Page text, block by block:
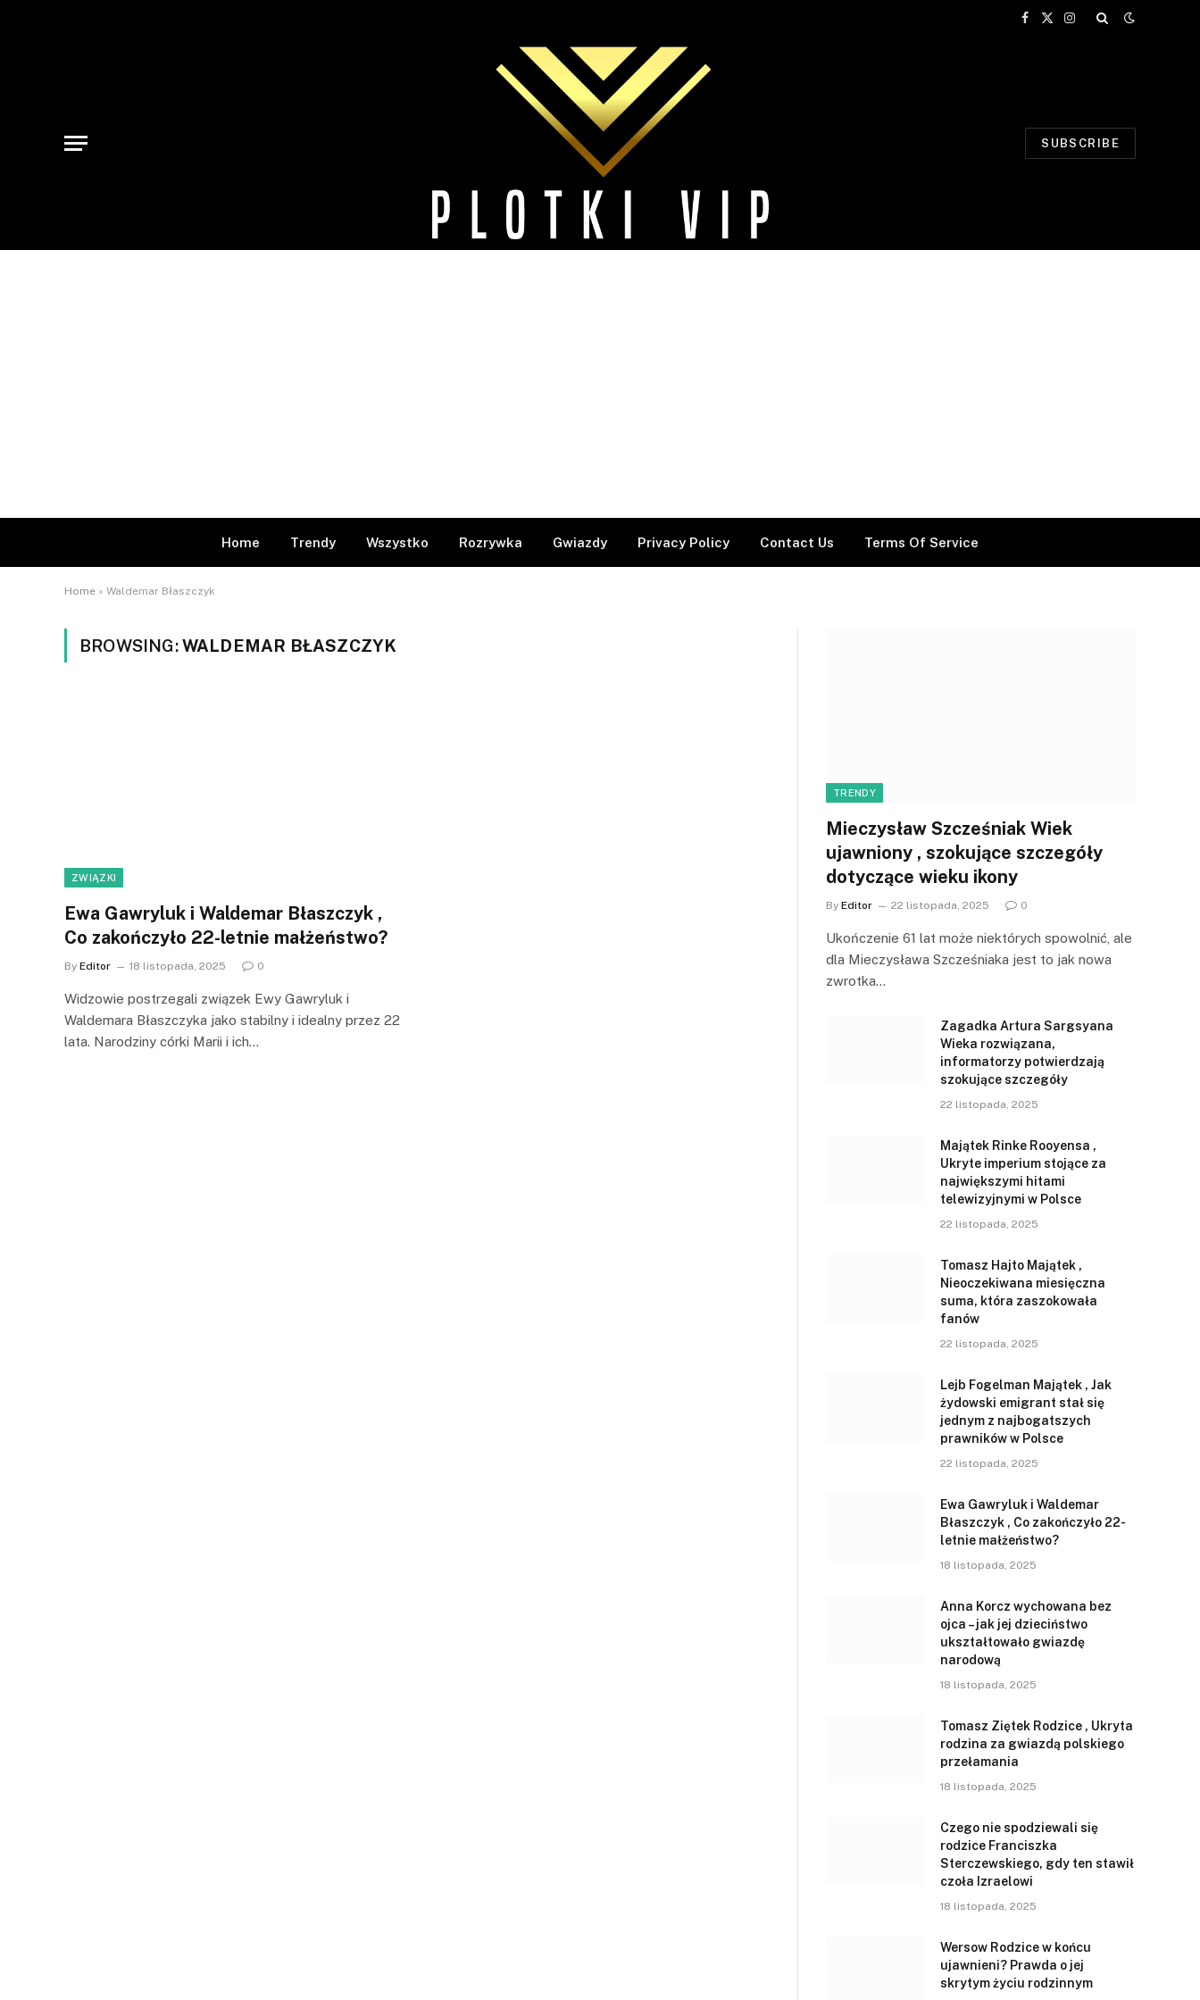
Facebook
X
Instagram
SUBSCRIBE
Home Trendy Wszystko Rozrywka Gwiazdy Privacy Policy Contact Us Terms Of Service
Home » Waldemar Błaszczyk
BROWSING:WALDEMAR BŁASZCZYK
ZWIĄZKI
Ewa Gawryluk i Waldemar Błaszczyk ,
Co zakończyło 22-letnie małżeństwo?
By Editor 18 listopada, 2025 0
Widzowie postrzegali związek Ewy Gawryluk i
Waldemara Błaszczyka jako stabilny i idealny przez 22
lata. Narodziny córki Marii i ich…
TRENDY
Mieczysław Szcześniak Wiek
ujawniony , szokujące szczegóły
dotyczące wieku ikony
By Editor 22 listopada, 2025 0
Ukończenie 61 lat może niektórych spowolnić, ale
dla Mieczysława Szcześniaka jest to jak nowa
zwrotka…
Zagadka Artura Sargsyana
Wieka rozwiązana,
informatorzy potwierdzają
szokujące szczegóły
22 listopada, 2025
Majątek Rinke Rooyensa ,
Ukryte imperium stojące za
największymi hitami
telewizyjnymi w Polsce
22 listopada, 2025
Tomasz Hajto Majątek ,
Nieoczekiwana miesięczna
suma, która zaszokowała
fanów
22 listopada, 2025
Lejb Fogelman Majątek , Jak
żydowski emigrant stał się
jednym z najbogatszych
prawników w Polsce
22 listopada, 2025
Ewa Gawryluk i Waldemar
Błaszczyk , Co zakończyło 22-
letnie małżeństwo?
18 listopada, 2025
Anna Korcz wychowana bez
ojca – jak jej dzieciństwo
ukształtowało gwiazdę
narodową
18 listopada, 2025
Tomasz Ziętek Rodzice , Ukryta
rodzina za gwiazdą polskiego
przełamania
18 listopada, 2025
Czego nie spodziewali się
rodzice Franciszka
Sterczewskiego, gdy ten stawił
czoła Izraelowi
18 listopada, 2025
Wersow Rodzice w końcu
ujawnieni? Prawda o jej
skrytym życiu rodzinnym